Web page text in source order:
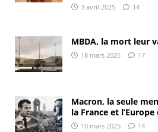
3 avril 2025 14
MBDA, la mort leur
18 mars 2025 17
Macron, la seule
la France et l’Europe
10 mars 2025 14